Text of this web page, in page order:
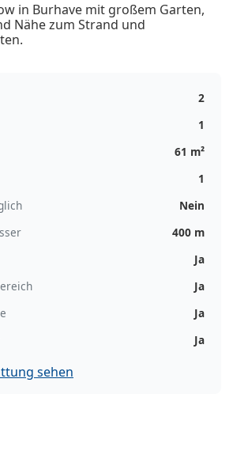
in Burhave mit großem Garten,
Nähe zum Strand und
2
1
61 m²
1
Nein
400 m
Ja
Ja
Ja
Ja
sehen